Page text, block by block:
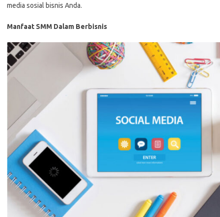
media sosial bisnis Anda.
Manfaat SMM Dalam Berbisnis